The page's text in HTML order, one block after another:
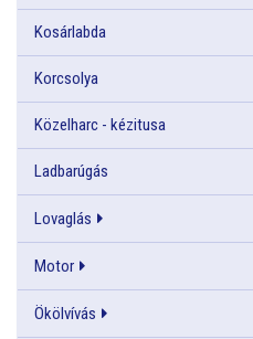
Kosárlabda
Korcsolya
Közelharc - kézitusa
Ladbarúgás
Lovaglás
Motor
Ökölvívás